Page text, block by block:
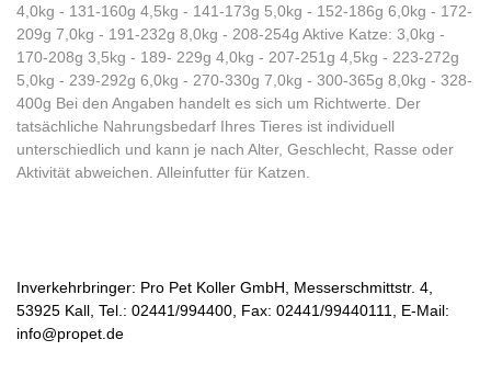
4,0kg - 131-160g 4,5kg - 141-173g 5,0kg - 152-186g 6,0kg - 172-
209g 7,0kg - 191-232g 8,0kg - 208-254g Aktive Katze: 3,0kg -
170-208g 3,5kg - 189- 229g 4,0kg - 207-251g 4,5kg - 223-272g
5,0kg - 239-292g 6,0kg - 270-330g 7,0kg - 300-365g 8,0kg - 328-
400g Bei den Angaben handelt es sich um Richtwerte. Der
tatsächliche Nahrungsbedarf Ihres Tieres ist individuell
unterschiedlich und kann je nach Alter, Geschlecht, Rasse oder
Aktivität abweichen. Alleinfutter für Katzen.
Inverkehrbringer: Pro Pet Koller GmbH, Messerschmittstr. 4,
53925 Kall, Tel.: 02441/994400, Fax: 02441/99440111, E-Mail:
info@propet.de